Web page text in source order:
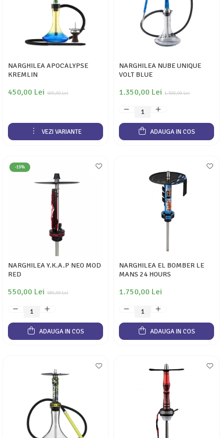
NARGHILEA APOCALYPSE
KREMLIN
600,00 Lei
450,00 Lei
VEZI VARIANTE
NARGHILEA NUBE UNIQUE
VOLT BLUE
1.500,00 Lei
1.350,00 Lei
ADAUGA IN COS
-19%
NARGHILEA Y.K.A.P NEO MOD
RED
680,00 Lei
550,00 Lei
ADAUGA IN COS
NARGHILEA EL BOMBER LE
MANS 24 HOURS
1.750,00 Lei
ADAUGA IN COS